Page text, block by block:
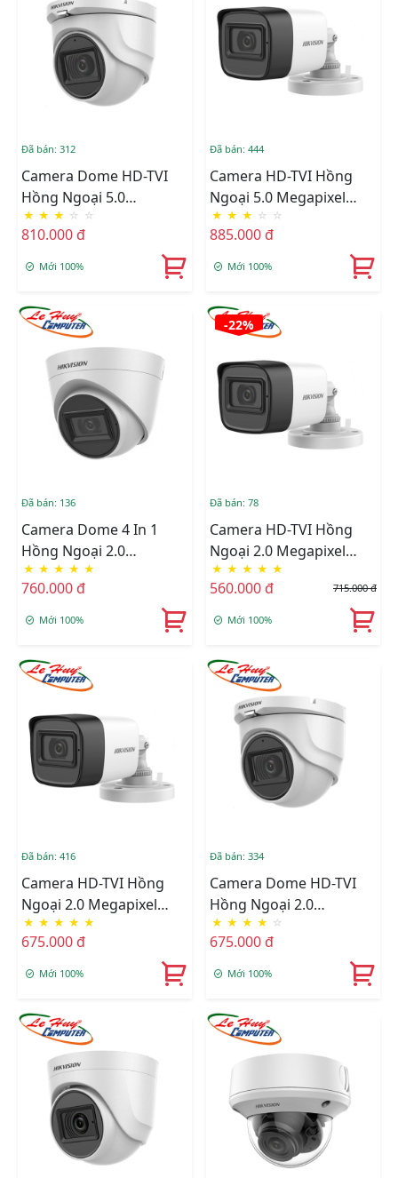
Đã bán: 312
Camera Dome HD-TVI
Hồng Ngoại 5.0
Megapixel HIKVISION
DS-2CE76H0T-ITPFS
★ ★ ★ ☆ ☆
810.000 đ
Mới 100%
Đã bán: 444
Camera HD-TVI Hồng
Ngoại 5.0 Megapixel
HIKVISION DS-
2CE16H0T-ITPFS
★ ★ ★ ☆ ☆
885.000 đ
Mới 100%
Đã bán: 136
Camera Dome 4 In 1
Hồng Ngoại 2.0
Megapixel HIKVISION
DS-2CE78D0T-IT3FS
★ ★ ★ ★ ★
760.000 đ
Mới 100%
-22%
Đã bán: 78
Camera HD-TVI Hồng
Ngoại 2.0 Megapixel
HIKVISION DS-
2CE16D0T-ITFS
★ ★ ★ ★ ★
560.000 đ 715.000 đ
Mới 100%
Đã bán: 416
Camera HD-TVI Hồng
Ngoại 2.0 Megapixel
HIKVISION DS-
2CE16D0T-ITPFS
★ ★ ★ ★ ★
675.000 đ
Mới 100%
Đã bán: 334
Camera Dome HD-TVI
Hồng Ngoại 2.0
Megapixel HIKVISION
DS-2CE76D0T-ITMFS
★ ★ ★ ★ ☆
675.000 đ
Mới 100%